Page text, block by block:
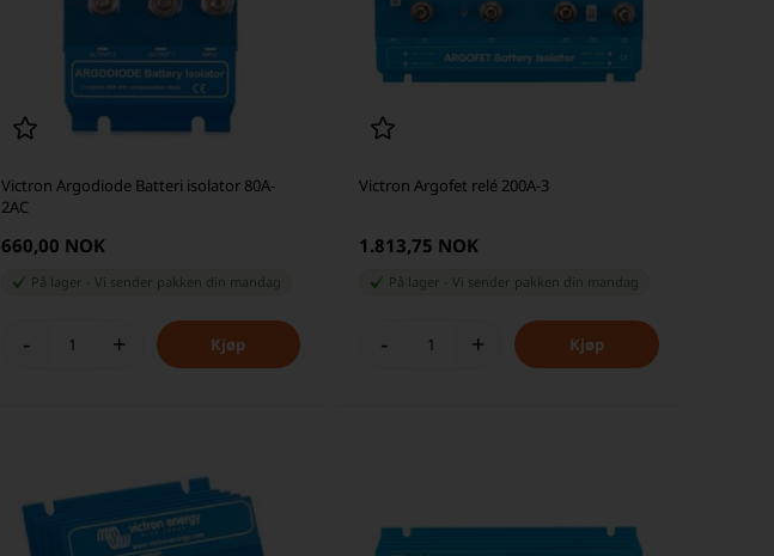
Victron Argodiode Batteri isolator 80A-
2AC
660,00 NOK
På lager Vi sender pakken din mandag
- +
Victron Argofet relé 200A-3
1.813,75 NOK
På lager -Vi sender pakken din mandag
- +